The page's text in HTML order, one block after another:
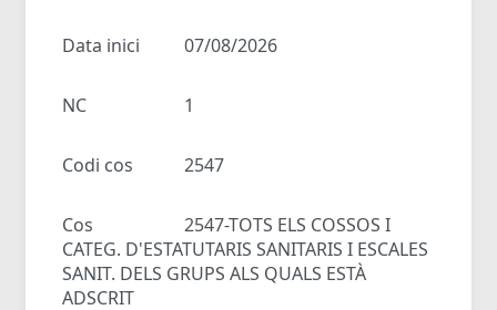
Data inici 07/08/2026
NC 1
Codi cos 2547
Cos
2547-TOTS ELS COSSOS I
CATEG. D'ESTATUTARIS SANITARIS I ESCALES
SANIT. DELS GRUPS ALS QUALS ESTÀ
ADSCRIT